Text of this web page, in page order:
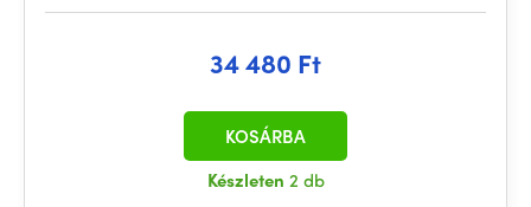
34 480 Ft
Készleten 2 db
KOSÁRBA